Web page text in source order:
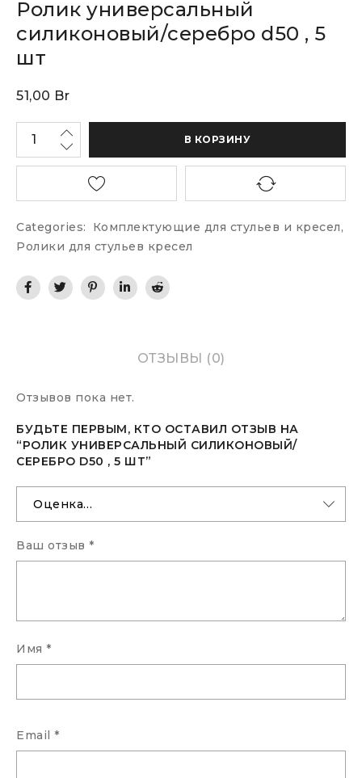
Ролик универсальный
силиконовый/серебро d50 , 5
шт
51,00 Br
В КОРЗИНУ
Categories: Комплектующие для стульев и кресел,
Ролики для стульев кресел
ОТЗЫВЫ (0)
Отзывов пока нет.
БУДЬТЕ ПЕРВЫМ, КТО ОСТАВИЛ ОТЗЫВ НА
“РОЛИК УНИВЕРСАЛЬНЫЙ СИЛИКОНОВЫЙ/
СЕРЕБРО D50 , 5 ШТ”
Ваш отзыв *
Имя *
Email *